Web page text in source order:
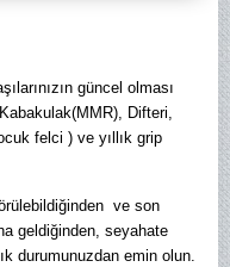
güncel olması
Difteri,
felci ) ve yıllık grip
ve son
geldiğinden, seyahate
durumunuzdan emin olun.